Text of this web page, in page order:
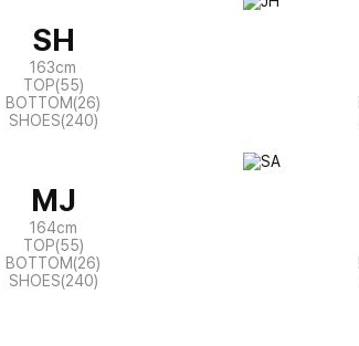
SH
163cm
TOP(55)
BOTTOM(26)
SHOES(240)
MJ
164cm
TOP(55)
BOTTOM(26)
SHOES(240)